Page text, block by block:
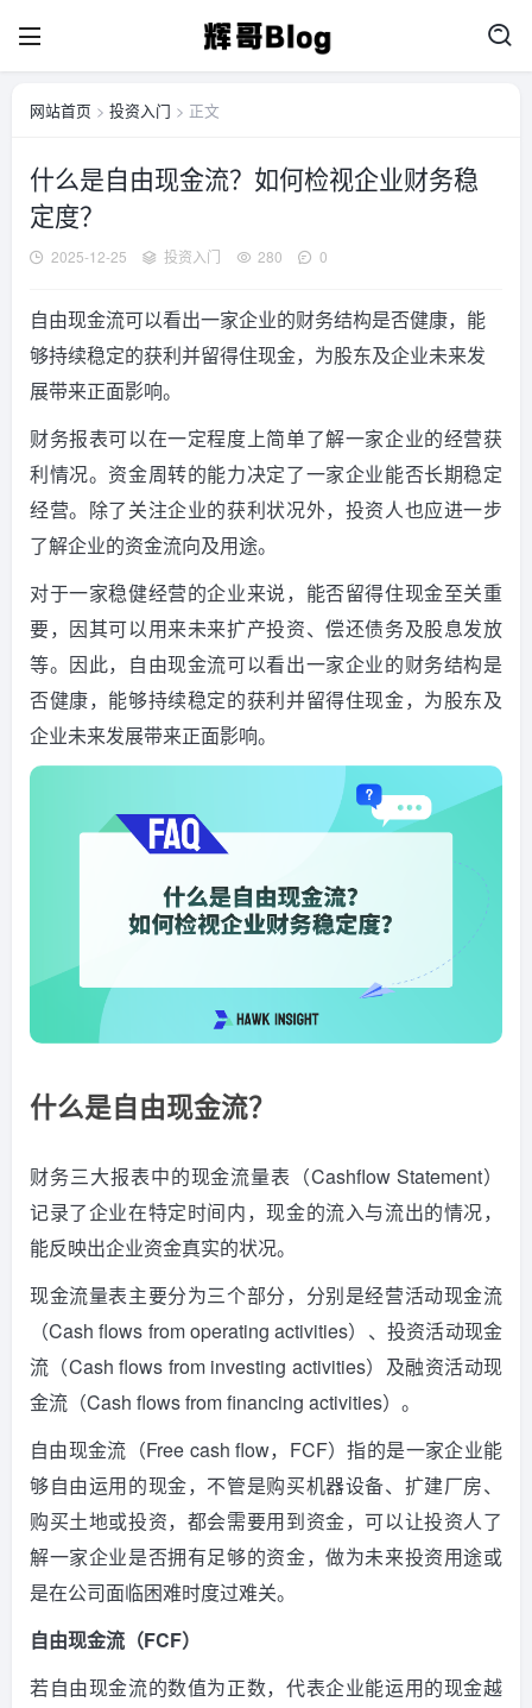
网站首页 > 投资入门 > 正文
什么是自由现金流？如何检视企业财务稳
定度？
2025-12-25 投资入门 280 0
自由现金流可以看出一家企业的财务结构是否健康，能
够持续稳定的获利并留得住现金，为股东及企业未来发
展带来正面影响。
财务报表可以在一定程度上简单了解一家企业的经营获
利情况。资金周转的能力决定了一家企业能否长期稳定
经营。除了关注企业的获利状况外，投资人也应进一步
了解企业的资金流向及用途。
对于一家稳健经营的企业来说，能否留得住现金至关重
要，因其可以用来未来扩产投资、偿还债务及股息发放
等。因此，自由现金流可以看出一家企业的财务结构是
否健康，能够持续稳定的获利并留得住现金，为股东及
企业未来发展带来正面影响。
什么是自由现金流？
财务三大报表中的现金流量表（Cashflow Statement）
记录了企业在特定时间内，现金的流入与流出的情况，
能反映出企业资金真实的状况。
现金流量表主要分为三个部分，分别是经营活动现金流
（Cash flows from operating activities）、投资活动现金
流（Cash flows from investing activities）及融资活动现
金流（Cash flows from financing activities）。
自由现金流（Free cash flow，FCF）指的是一家企业能
够自由运用的现金，不管是购买机器设备、扩建厂房、
购买土地或投资，都会需要用到资金，可以让投资人了
解一家企业是否拥有足够的资金，做为未来投资用途或
是在公司面临困难时度过难关。
自由现金流（FCF）
若自由现金流的数值为正数，代表企业能运用的现金越